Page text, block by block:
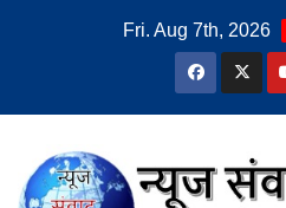
Fri. Aug 7th, 2026